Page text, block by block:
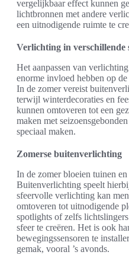
vergelijkbaar effect kunnen
lichtbronnen met andere
een uitnodigende ruimte te
Verlichting in verschillende
Het aanpassen van
enorme invloed hebben op
In de zomer vereist
terwijl winterdecoraties en
kunnen omtoveren tot een
maken met
speciaal maken.
Zomerse buitenverlichting
In de zomer bloeien tuinen
Buitenverlichting speelt
sfeervolle verlichting kan
omtoveren tot uitnodigende
spotlights of zelfs
sfeer te creëren. Het is ook
bewegingssensoren te
gemak, vooral ’s avonds.